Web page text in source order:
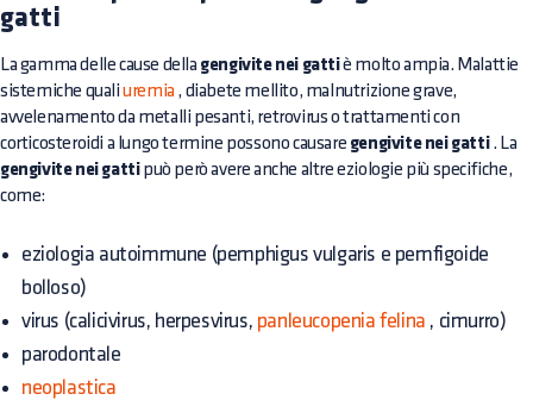
gatti
La gamma delle cause della gengivite nei gattiè molto ampia. Malattie
sistemiche qualiuremia , diabete mellito, malnutrizione grave,
avvelenamento da metalli pesanti, retrovirus o trattamenti con
corticosteroidi a lungo termine possono causare gengivite nei gatti. La
gengivite nei gattipuò però avere anche altre eziologie più specifiche,
come:
eziologia autoimmune (pemphigus vulgaris e pemfigoide
bolloso)
virus (calicivirus, herpesvirus, panleucopenia felina , cimurro)
parodontale
neoplastica